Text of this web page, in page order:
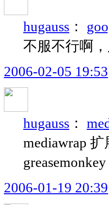
hugauss ：
不服不行啊
2006-02-05 19:53
hugauss ：
mediawrap
2006-01-19 20:39